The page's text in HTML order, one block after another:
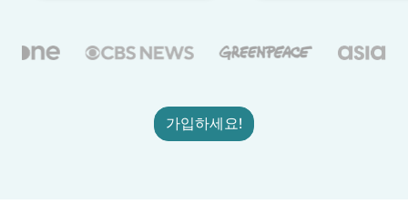
가입하세요!